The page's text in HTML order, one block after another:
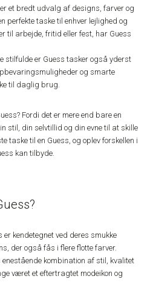
et bredt udvalg af designs, farver og
perfekte taske til enhver lejlighed og
til arbejde, fritid eller fest, har Guess
stilfulde er Guess tasker også yderst
og smarte
til daglig brug.
Fordi det er mere end bare en
stil, din selvtillid og din evne til at skille
taske til en Guess, og oplev forskellen i
kan tilbyde.
kendetegnet ved deres smukke
der også fås i flere flotte farver.
kombination af stil, kvalitet
været et eftertragtet modeikon og